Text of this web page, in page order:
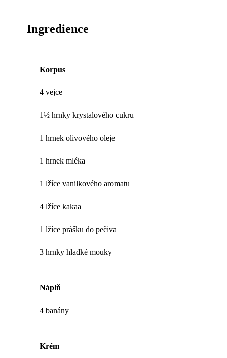
Ingredience
Korpus
4 vejce
1½ hrnky krystalového cukru
1 hrnek olivového oleje
1 hrnek mléka
1 lžíce vanilkového aromatu
4 lžíce kakaa
1 lžíce prášku do pečiva
3 hrnky hladké mouky
Náplň
4 banány
Krém